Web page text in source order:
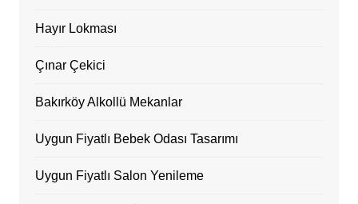
Hayır Lokması
Çınar Çekici
Bakırköy Alkollü Mekanlar
Uygun Fiyatlı Bebek Odası Tasarımı
Uygun Fiyatlı Salon Yenileme